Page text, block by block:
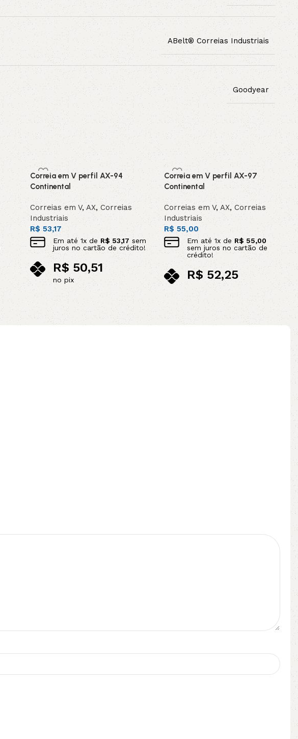
ABelt® Correias Industriais
Goodyear
Correia em V perfil AX-94
Continental
Correias em V,AX,Correias
Industriais
R$53,17
Em até1x deR$ 53,17 sem
juros no cartão de crédito!
R$50,51
no pix
Adicionar ao carrinho
Correia em V perfil AX-97
Continental
Correias em V,AX,Correias
Industriais
R$ 55,00
Em até1x deR$ 55,00
sem juros no cartão de
crédito!
R$ 52,25
no pix
Adicionar ao carrinho